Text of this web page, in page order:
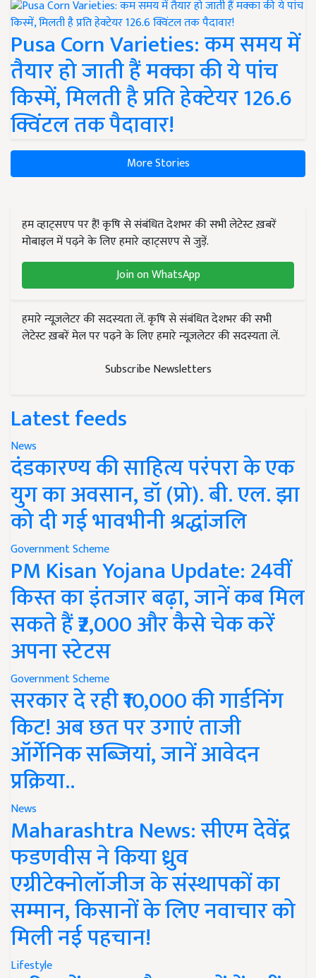
Pusa Corn Varieties: कम समय में
तैयार हो जाती हैं मक्का की ये पांच
किस्में, मिलती है प्रति हेक्टेयर 126.6
क्विंटल तक पैदावार!
More Stories
हम व्हाट्सएप पर हैं! कृषि से संबंधित देशभर की सभी लेटेस्ट ख़बरें
मोबाइल में पढ़ने के लिए हमारे व्हाट्सएप से जुड़ें.
Join on WhatsApp
हमारे न्यूज़लेटर की सदस्यता लें. कृषि से संबंधित देशभर की सभी
लेटेस्ट ख़बरें मेल पर पढ़ने के लिए हमारे न्यूज़लेटर की सदस्यता लें.
Subscribe Newsletters
Latest feeds
News
दंडकारण्य की साहित्य परंपरा के एक
युग का अवसान, डॉ (प्रो). बी. एल. झा
को दी गई भावभीनी श्रद्धांजलि
Government Scheme
PM Kisan Yojana Update: 24वीं
किस्त का इंतजार बढ़ा, जानें कब मिल
सकते हैं ₹2,000 और कैसे चेक करें
अपना स्टेटस
Government Scheme
सरकार दे रही ₹10,000 की गार्डनिंग
किट! अब छत पर उगाएं ताजी
ऑर्गेनिक सब्जियां, जानें आवेदन
प्रक्रिया..
News
Maharashtra News: सीएम देवेंद्र
फडणवीस ने किया ध्रुव
एग्रीटेक्नोलॉजीज के संस्थापकों का
सम्मान, किसानों के लिए नवाचार को
मिली नई पहचान!
Lifestyle